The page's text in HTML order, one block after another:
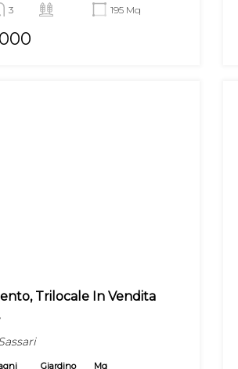
3 195 Mq
Trilocale In Vendita
Giardino Mq